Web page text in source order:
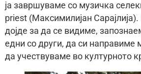
ја завршуваме со музичка
priest (Максимилијан
дојде за да се видиме,
едни со други, да си направиме
да учествуваме во културното